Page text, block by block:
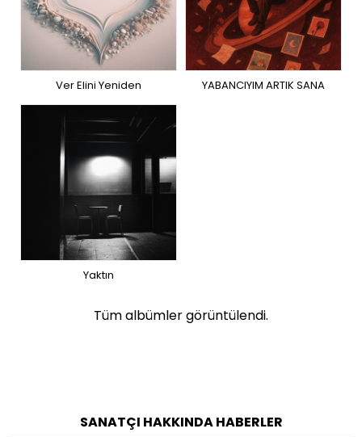
Ver Elini Yeniden YABANCIYIM ARTIK SANA
Yaktın
Tüm albümler görüntülendi.
SANATÇI HAKKINDA HABERLER